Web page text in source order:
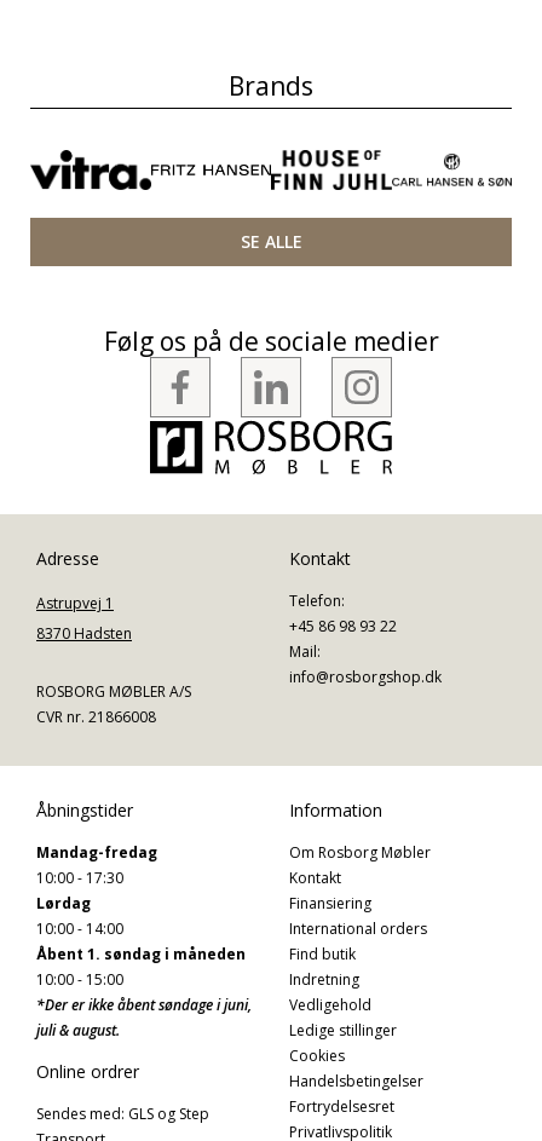
Brands
SE ALLE
Følg os på de sociale medier
Adresse
Astrupvej 1
8370 Hadsten
ROSBORG MØBLER A/S
CVR nr. 21866008
Kontakt
Telefon:
+45 86 98 93 22
Mail:
info@rosborgshop.dk
Åbningstider
Mandag-fredag
10:00 - 17:30
Lørdag
10:00 - 14:00
Åbent 1. søndag i måneden
10:00 - 15:00
*Der er ikke åbent søndage i juni,
juli & august.
Online ordrer
Sendes med: GLS og Step
Information
Om Rosborg Møbler
Kontakt
Finansiering
International orders
Find butik
Indretning
Vedligehold
Ledige stillinger
Cookies
Handelsbetingelser
Fortrydelsesret
Privatlivspolitik